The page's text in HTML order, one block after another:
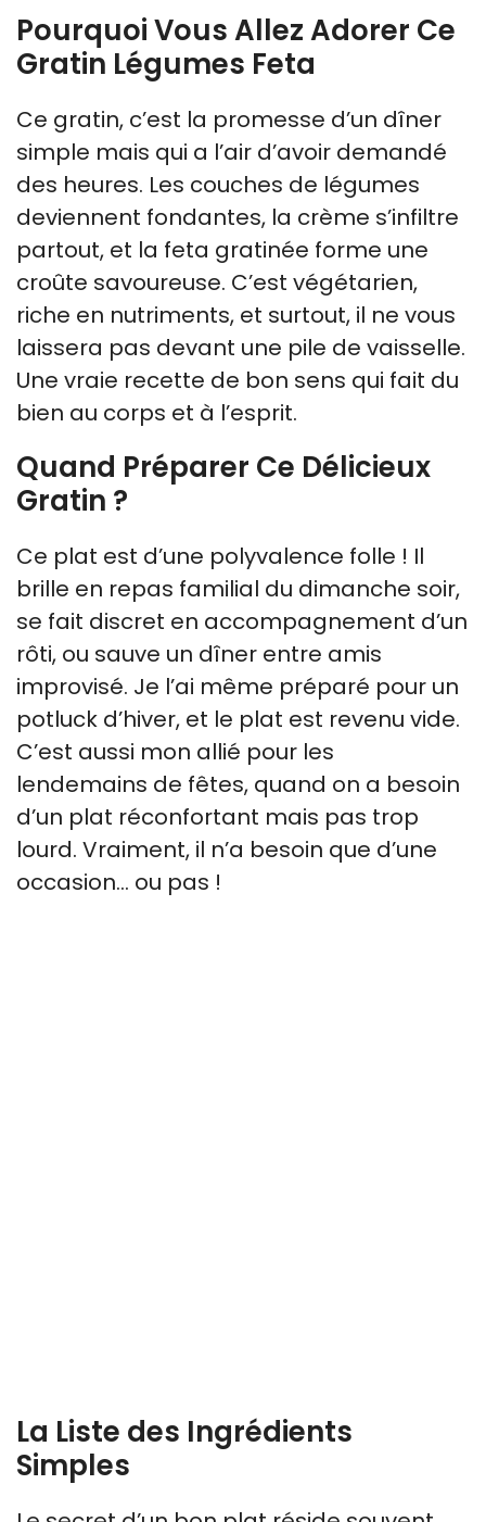
Pourquoi Vous Allez Adorer Ce
Gratin Légumes Feta
Ce gratin, c’est la promesse d’un dîner
simple mais qui a l’air d’avoir demandé
des heures. Les couches de légumes
deviennent fondantes, la crème s’infiltre
partout, et la feta gratinée forme une
croûte savoureuse. C’est végétarien,
riche en nutriments, et surtout, il ne vous
laissera pas devant une pile de vaisselle.
Une vraie recette de bon sens qui fait du
bien au corps et à l’esprit.
Quand Préparer Ce Délicieux
Gratin ?
Ce plat est d’une polyvalence folle ! Il
brille en repas familial du dimanche soir,
se fait discret en accompagnement d’un
rôti, ou sauve un dîner entre amis
improvisé. Je l’ai même préparé pour un
potluck d’hiver, et le plat est revenu vide.
C’est aussi mon allié pour les
lendemains de fêtes, quand on a besoin
d’un plat réconfortant mais pas trop
lourd. Vraiment, il n’a besoin que d’une
occasion… ou pas !
La Liste des Ingrédients
Simples